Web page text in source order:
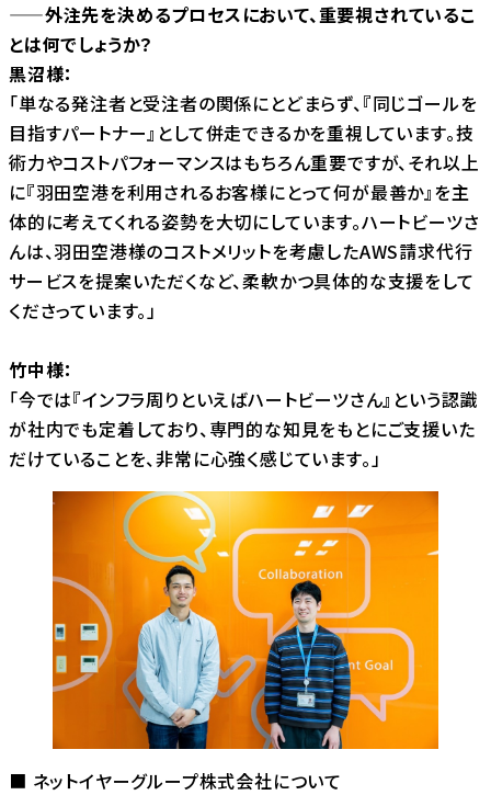
――外注先を決めるプロセスにおいて、重要視されているこ
とは何でしょうか？
黒沼様：
「単なる発注者と受注者の関係にとどまらず、『同じゴールを
目指すパートナー』として併走できるかを重視しています。技
術力やコストパフォーマンスはもちろん重要ですが、それ以上
に『羽田空港を利用されるお客様にとって何が最善か』を主
体的に考えてくれる姿勢を大切にしています。ハートビーツさ
んは、羽田空港様のコストメリットを考慮したAWS請求代行
サービスを提案いただくなど、柔軟かつ具体的な支援をして
くださっています。」
竹中様：
「今では『インフラ周りといえばハートビーツさん』という認識
が社内でも定着しており、専門的な知見をもとにご支援いた
だけていることを、非常に心強く感じています。」
■ ネットイヤーグループ株式会社について